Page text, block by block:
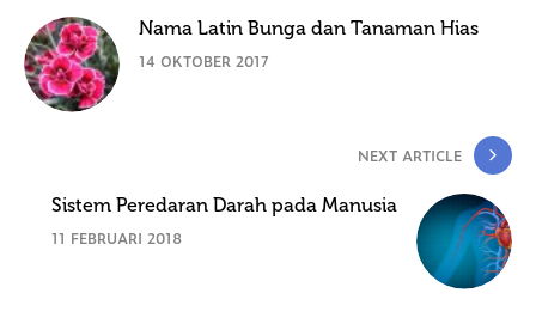
Nama Latin Bunga dan Tanaman Hias
14 OKTOBER 2017
NEXT ARTICLE
Sistem Peredaran Darah pada Manusia
11 FEBRUARI 2018